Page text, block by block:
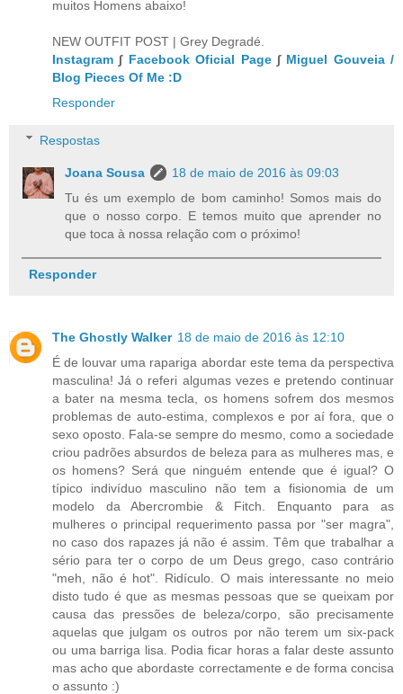
muitos Homens abaixo!
NEW OUTFIT POST | Grey Degradé.
Instagram ∫ Facebook Oficial Page∫ Miguel Gouveia /
Blog Pieces Of Me :D
Responder
Respostas
Joana Sousa
18 de maio de 2016 às 09:03
Tu és um exemplo de bom caminho! Somos mais do
que o nosso corpo. E temos muito que aprender no
que toca à nossa relação com o próximo!
Responder
The Ghostly Walker 18 de maio de 2016 às 12:10
É de louvar uma rapariga abordar este tema da perspectiva
masculina! Já o referi algumas vezes e pretendo continuar
a bater na mesma tecla, os homens sofrem dos mesmos
problemas de auto-estima, complexos e por aí fora, que o
sexo oposto. Fala-se sempre do mesmo, como a sociedade
criou padrões absurdos de beleza para as mulheres mas, e
os homens? Será que ninguém entende que é igual? O
típico indivíduo masculino não tem a fisionomia de um
modelo da Abercrombie & Fitch. Enquanto para as
mulheres o principal requerimento passa por "ser magra",
no caso dos rapazes já não é assim. Têm que trabalhar a
sério para ter o corpo de um Deus grego, caso contrário
"meh, não é hot". Ridículo. O mais interessante no meio
disto tudo é que as mesmas pessoas que se queixam por
causa das pressões de beleza/corpo, são precisamente
aquelas que julgam os outros por não terem um six-pack
ou uma barriga lisa. Podia ficar horas a falar deste assunto
mas acho que abordaste correctamente e de forma concisa
o assunto :)